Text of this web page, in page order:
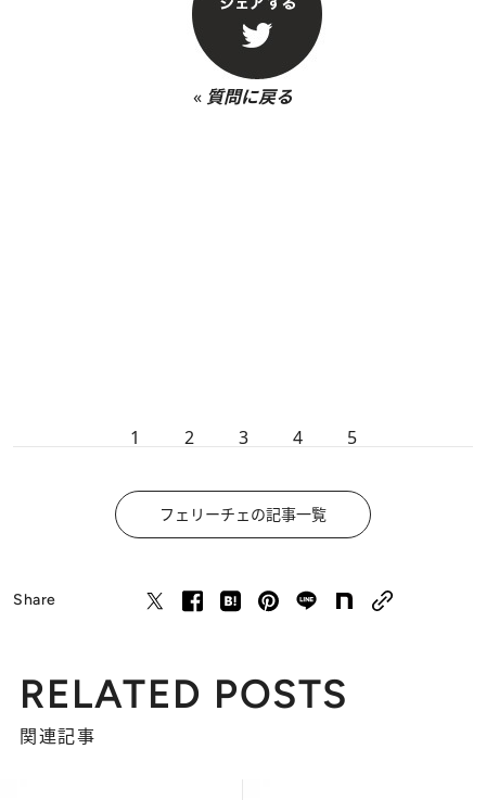
« 質問に戻る
1 2 3 4 5
フェリーチェの記事一覧
Share
RELATED POSTS
関連記事